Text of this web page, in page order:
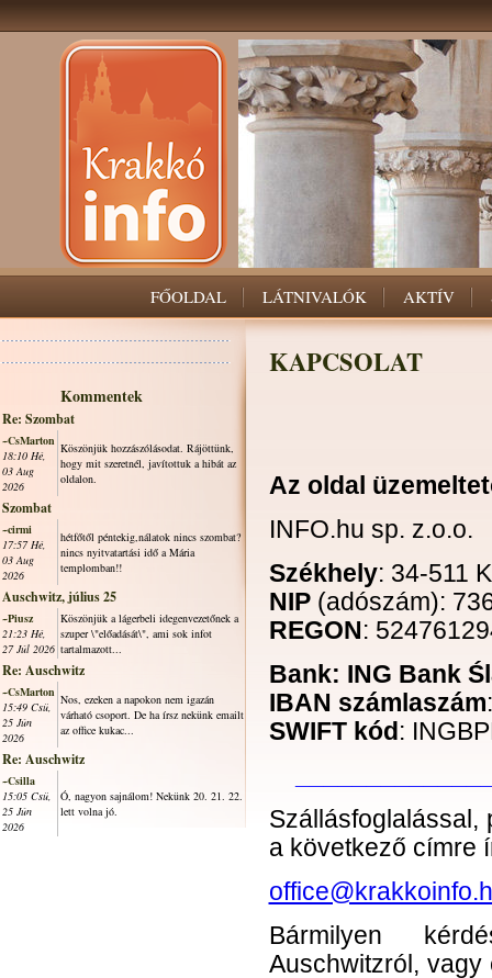
FŐOLDAL LÁTNIVALÓK AKTÍV
Kommentek
Re: Szombat
~CsMarton
18:10 Hé,
03 Aug
2026
Köszönjük hozzászólásodat. Rájöttünk,
hogy mit szeretnél, javítottuk a hibát az
oldalon.
Szombat
~cirmi
17:57 Hé,
03 Aug
2026
hétfőtől péntekig,nálatok nincs szombat?
nincs nyitvatartási idő a Mária
templomban!!
Auschwitz, július 25
~Piusz
21:23 Hé,
27 Júl 2026
Köszönjük a lágerbeli idegenvezetőnek a
szuper \"előadását\", ami sok infot
tartalmazott...
Re: Auschwitz
~CsMarton
15:49 Csü,
25 Jún
2026
Nos, ezeken a napokon nem igazán
várható csoport. De ha írsz nekünk emailt
az office kukac...
Re: Auschwitz
~Csilla
15:05 Csü,
25 Jún
2026
Ó, nagyon sajnálom! Nekünk 20. 21. 22.
lett volna jó.
KAPCSOLAT
Az oldal
INFO.hu sp. z.o.o.
Székhely: 34-511
NIP(adószám):
REGON:
Bank: ING Bank
IBAN számlaszám
SWIFT kód :
a következő címre
Bármilyen
Auschwitzról,